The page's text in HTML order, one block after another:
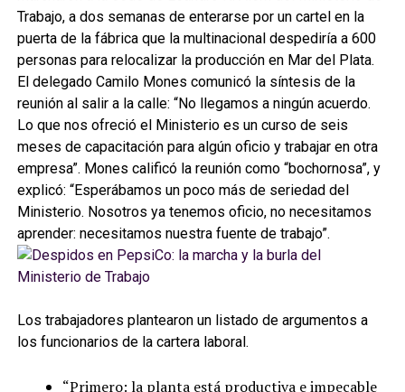
Trabajo, a dos semanas de enterarse por un cartel en la
puerta de la fábrica que la multinacional despediría a 600
personas para relocalizar la producción en Mar del Plata.
El delegado Camilo Mones comunicó la síntesis de la
reunión al salir a la calle: “No llegamos a ningún acuerdo.
Lo que nos ofreció el Ministerio es un curso de seis
meses de capacitación para algún oficio y trabajar en otra
empresa”. Mones calificó la reunión como “bochornosa”, y
explicó: “Esperábamos un poco más de seriedad del
Ministerio. Nosotros ya tenemos oficio, no necesitamos
aprender: necesitamos nuestra fuente de trabajo”.
Los trabajadores plantearon un listado de argumentos a
los funcionarios de la cartera laboral.
“Primero: la planta está productiva e impecable